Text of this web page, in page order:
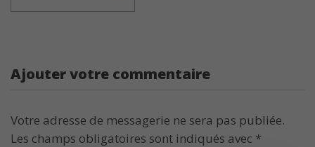
Ajouter votre commentaire
Votre adresse de messagerie ne sera pas publiée.
Les champs obligatoires sont indiqués avec *